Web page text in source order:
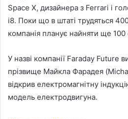
Space X, дизайнера з Ferrari і
i8. Поки що в штаті трудяться
компанія планує найняти ще 100
У назві компанії Faraday Future
прізвище Майкла Фарадея
відкрив електромагнітну
модель електродвигуна.